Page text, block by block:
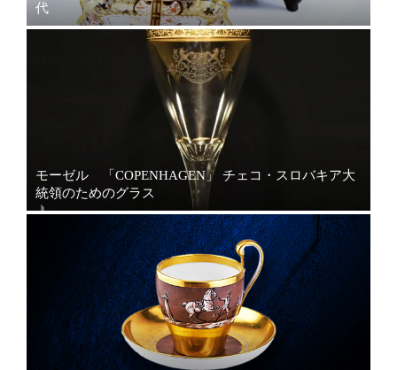
代
モーゼル 「COPENHAGEN」 チェコ・スロバキア大
統領のためのグラス